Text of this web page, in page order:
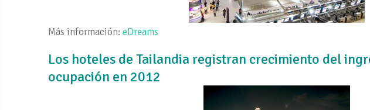
Más información: eDreams
Los hoteles de Tailandia registran crecimiento del
ocupación en 2012